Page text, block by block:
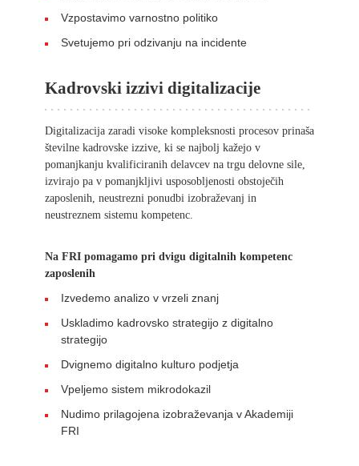
Vzpostavimo varnostno politiko
Svetujemo pri odzivanju na incidente
Kadrovski izzivi digitalizacije
Digitalizacija zaradi visoke kompleksnosti procesov prinaša
številne kadrovske izzive, ki se najbolj kažejo v
pomanjkanju kvalificiranih delavcev na trgu delovne sile,
izvirajo pa v pomanjkljivi usposobljenosti obstoječih
zaposlenih, neustrezni ponudbi izobraževanj in
neustreznem sistemu kompetenc.
Na FRI pomagamo pri dvigu digitalnih kompetenc
zaposlenih
Izvedemo analizo v vrzeli znanj
Uskladimo kadrovsko strategijo z digitalno
strategijo
Dvignemo digitalno kulturo podjetja
Vpeljemo sistem mikrodokazil
Nudimo prilagojena izobraževanja v Akademiji
FRI